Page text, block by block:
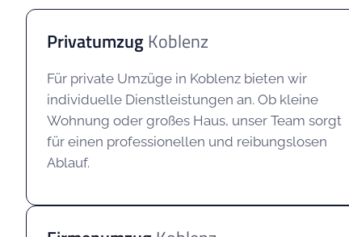
Privatumzug Koblenz
Für private Umzüge in Koblenz bieten wir
individuelle Dienstleistungen an. Ob kleine
Wohnung oder großes Haus, unser Team sorgt
für einen professionellen und reibungslosen
Ablauf.